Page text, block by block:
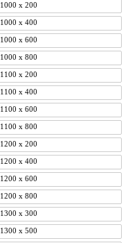
1000 x 200
1000 x 400
1000 x 600
1000 x 800
1100 x 200
1100 x 400
1100 x 600
1100 x 800
1200 x 200
1200 x 400
1200 x 600
1200 x 800
1300 x 300
1300 x 500